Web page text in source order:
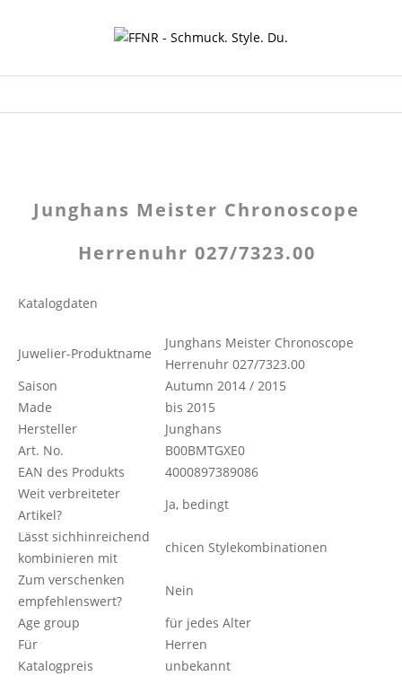
Junghans Meister Chronoscope
Herrenuhr 027/7323.00
Katalogdaten
Juwelier-Produktname
Junghans Meister Chronoscope
Herrenuhr 027/7323.00
Saison
Autumn 2014 / 2015
Made
bis 2015
Hersteller
Junghans
Art. No.
B00BMTGXE0
EAN des Produkts
4000897389086
Weit verbreiteter
Artikel?
Ja, bedingt
Lässt sichhinreichend
kombinieren mit
chicen Stylekombinationen
Zum verschenken
empfehlenswert?
Nein
Age group
für jedes Alter
Für
Herren
Katalogpreis
unbekannt